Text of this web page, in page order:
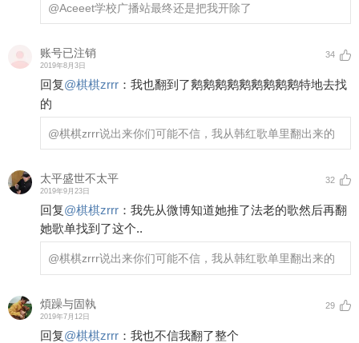
@Aceeet学校广播站最终还是把我开除了
账号已注销
2019年8月3日
34
回复@棋棋zrrr ： 我也翻到了鹅鹅鹅鹅鹅鹅鹅鹅鹅特地去找
的
@棋棋zrrr说出来你们可能不信，我从韩红歌单里翻出来的
太平盛世不太平
2019年9月23日
32
回复@棋棋zrrr ： 我先从微博知道她推了法老的歌然后再翻
她歌单找到了这个..
@棋棋zrrr说出来你们可能不信，我从韩红歌单里翻出来的
煩躁与固執
2019年7月12日
29
回复@棋棋zrrr ： 我也不信我翻了整个